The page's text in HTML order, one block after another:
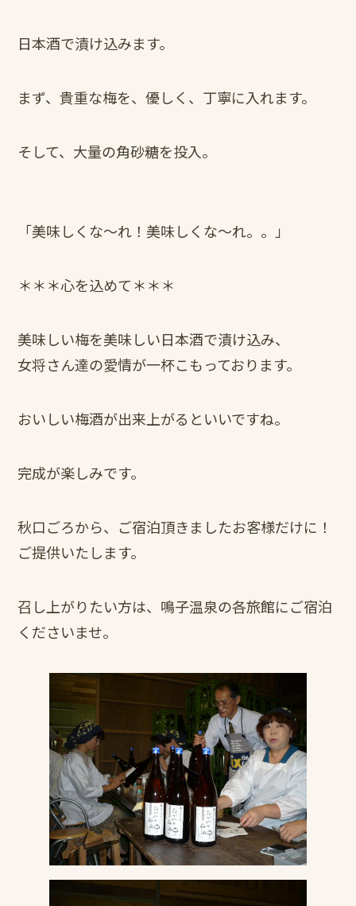
日本酒で漬け込みます。
まず、貴重な梅を、優しく、丁寧に入れます。
そして、大量の角砂糖を投入。
「美味しくな～れ！美味しくな～れ。。」
＊＊＊心を込めて＊＊＊
美味しい梅を美味しい日本酒で漬け込み、
女将さん達の愛情が一杯こもっております。
おいしい梅酒が出来上がるといいですね。
完成が楽しみです。
秋口ごろから、ご宿泊頂きましたお客様だけに！
ご提供いたします。
召し上がりたい方は、鳴子温泉の各旅館にご宿泊
くださいませ。